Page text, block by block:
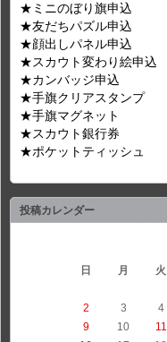
★ミニのぼり旗申込
★友だちパズル申込
★顔出しパネル申込
★スカウト変わり絵申込
★カンバッジ申込
★手旗クリアスタンプ
★手旗マグネット
★スカウト銀行券
★ポケットティッシュ
投稿カレンダー
日
月 火
2
3 4
9
10 11